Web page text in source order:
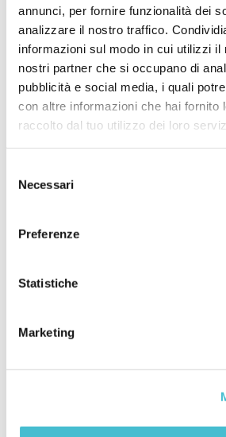
annunci, per fornire funzionalità dei
analizzare il nostro traffico.
informazioni sul modo in cui utilizzi il
nostri partner che si occupano di
pubblicità e social media, i quali
con altre informazioni che hai fornito
raccolto dal tuo utilizzo dei loro
delNecessari
Preferenze
Statistiche
Marketing
Social media
Fb Ln In Yt
Categorie
Articoli
News